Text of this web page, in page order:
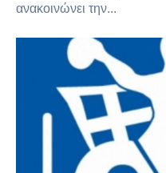
ανακοινώνει την...